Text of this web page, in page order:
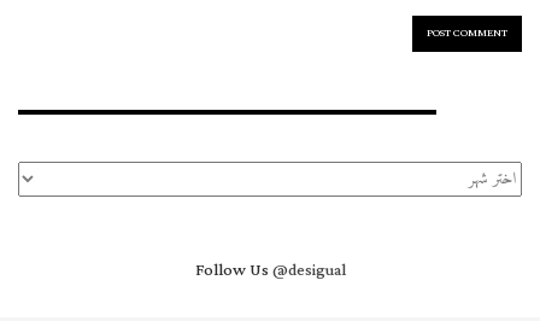
الأرشيف
Follow Us@desigual